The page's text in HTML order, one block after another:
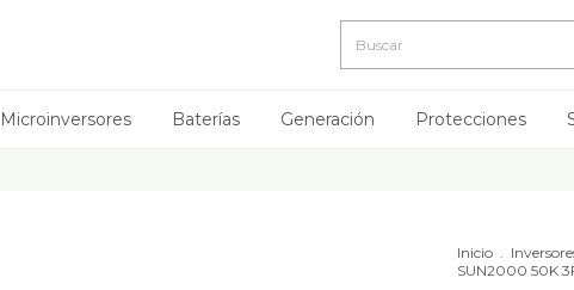
Microinversores Baterías Generación Protecciones
Inicio .
SUN2000 50K